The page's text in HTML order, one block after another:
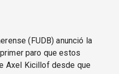
(FUDB) anunció la
paro que estos
Axel Kicillof desde que